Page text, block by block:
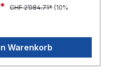
CHF 2’084.71* (10%
Warenkorb